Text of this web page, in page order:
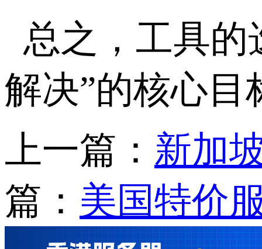
总之，工具的
解决”的核心目
上一篇： 新加
篇： 美国特价